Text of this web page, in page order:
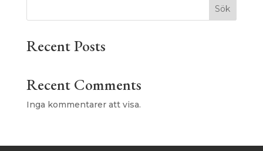
Sök
Recent Posts
Recent Comments
Inga kommentarer att visa.